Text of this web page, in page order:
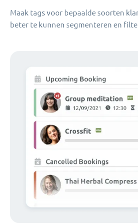
Maak tags voor bepaalde soorten
beter te kunnen segmenteren en